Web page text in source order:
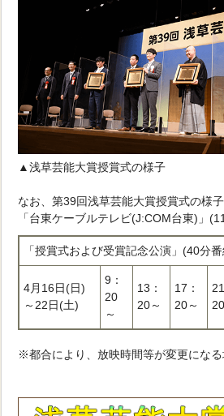
▲浅草芸能大賞授賞式の様子
なお、第39回浅草芸能大賞授賞式の様
「台東ケーブルテレビ(J:COM台東)」
「授賞式および受賞記念公演」(40分
4月16日(日)
～22日(土)
9：
20
～
13：
20～
17：
20～
※都合により、放映時間等が変更になる